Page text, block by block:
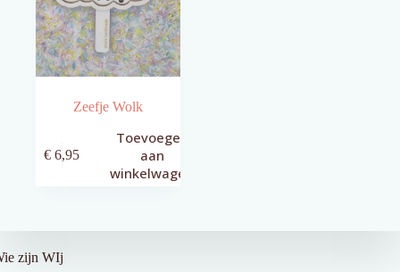
Zeefje Wolk
€ 6,95
Toevoegen
aan
winkelwagen
zijn WIj